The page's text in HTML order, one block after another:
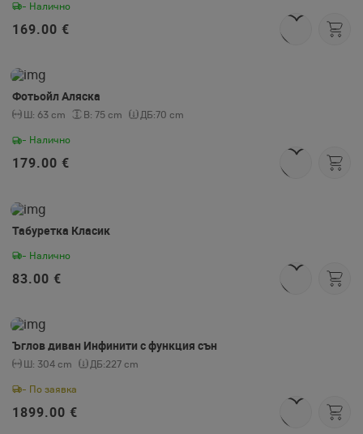
- Налично
169.00 €
Фотьойл Аляска
Ш: 63 cm В: 75 cm ДБ: 70 cm
- Налично
179.00 €
Табуретка Класик
- Налично
83.00 €
Ъглов диван Инфинити с функция сън
Ш: 304 cm ДБ:227 cm
- По заявка
1899.00 €